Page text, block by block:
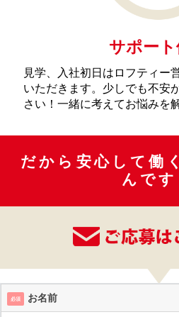
サポート
見学、入社初日はロフティー
いただきます。少しでも不安
さい！一緒に考えてお悩みを
だから安心して働
んです
必須 お名前